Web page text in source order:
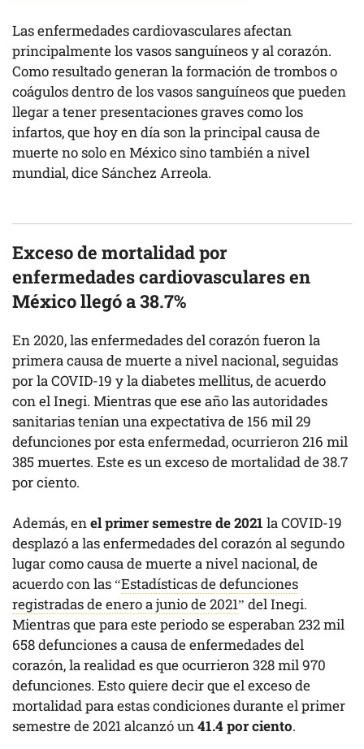
Las enfermedades cardiovasculares afectan
principalmente los vasos sanguíneos y al corazón.
Como resultado generan la formación de trombos o
coágulos dentro de los vasos sanguíneos que pueden
llegar a tener presentaciones graves como los
infartos, que hoy en día son la principal causa de
muerte no solo en México sino también a nivel
mundial, dice Sánchez Arreola.
Exceso de mortalidad por
enfermedades cardiovasculares en
México llegó a 38.7%
En 2020, las enfermedades del corazón fueron la
primera causa de muerte a nivel nacional, seguidas
por la COVID-19 y la diabetes mellitus, de acuerdo
con el Inegi. Mientras que ese año las autoridades
sanitarias tenían una expectativa de 156 mil 29
defunciones por esta enfermedad, ocurrieron 216 mil
385 muertes. Este es un exceso de mortalidad de 38.7
por ciento.
Además, enel primer semestre de 2021 la COVID-19
desplazó a las enfermedades del corazón al segundo
lugar como causa de muerte a nivel nacional, de
acuerdo con las “Estadísticas de defunciones
registradas de enero a junio de 2021” del Inegi.
Mientras que para este periodo se esperaban 232 mil
658 defunciones a causa de enfermedades del
corazón, la realidad es que ocurrieron 328 mil 970
defunciones. Esto quiere decir que el exceso de
mortalidad para estas condiciones durante el primer
semestre de 2021 alcanzó un41.4 por ciento.